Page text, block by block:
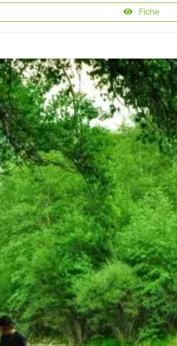
Fiche